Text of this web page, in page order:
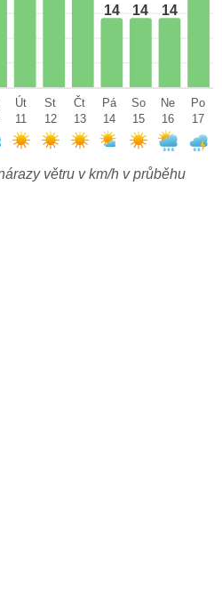
14 14 14
Út
11
St
12
Čt
13
Pá
14
So
15
Ne
16
Po
17
větru v km/h v průběhu